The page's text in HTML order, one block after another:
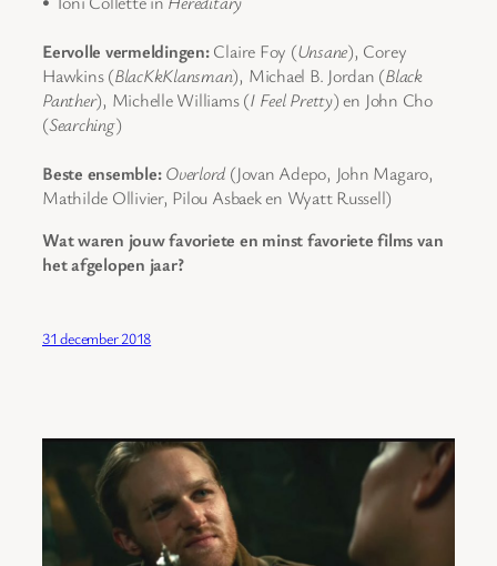
Eervolle vermeldingen:Claire Foy (Unsane), Corey
Hawkins (BlacKkKlansman), Michael B. Jordan (Black
Panther), Michelle Williams (I Feel Pretty) en John Cho
(Searching)
Beste ensemble: Overlord(Jovan Adepo, John Magaro,
Mathilde Ollivier, Pilou Asbaek en Wyatt Russell)
Wat waren jouw favoriete en minst favoriete films van
het afgelopen jaar?
31 december 2018